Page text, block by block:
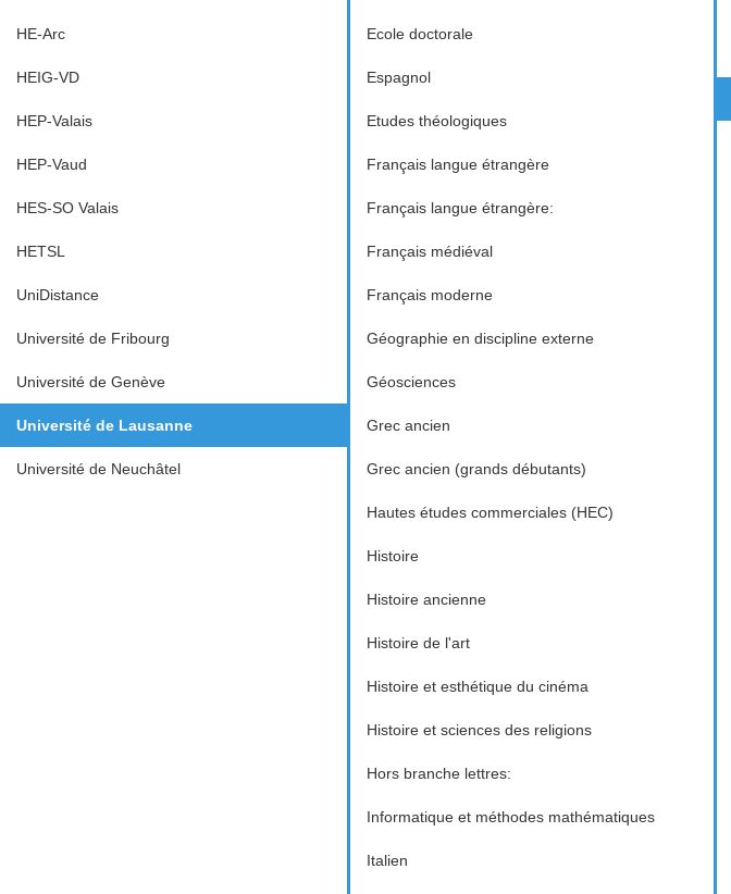
HE-Arc
HEIG-VD
HEP-Valais
HEP-Vaud
HES-SO Valais
HETSL
UniDistance
Université de Fribourg
Université de Genève
Université de Lausanne
Université de Neuchâtel
Ecole doctorale
Espagnol
Etudes théologiques
Français langue étrangère
Français langue étrangère:
Français médiéval
Français moderne
Géographie en discipline externe
Géosciences
Grec ancien
Grec ancien (grands débutants)
Hautes études commerciales (HEC)
Histoire
Histoire ancienne
Histoire de l'art
Histoire et esthétique du cinéma
Histoire et sciences des religions
Hors branche lettres:
Informatique et méthodes mathématiques
Italien